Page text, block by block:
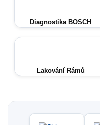
Diagnostika BOSCH
Lakování Rámů